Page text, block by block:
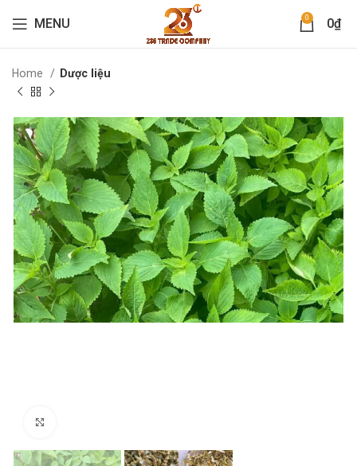
MENU 0 0₫
Home Dược liệu